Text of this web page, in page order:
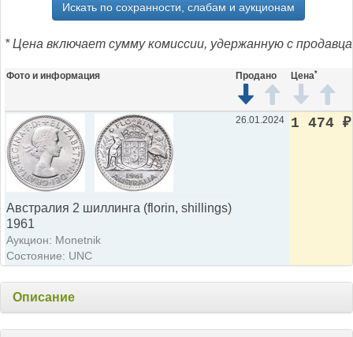
Искать по сохранности, слабам и аукционам
* Цена включает сумму комиссии, удержанную с продавца
Фото и информация Продано Цена*
Австралия 2 шиллинга (florin, shillings)
1961
Аукцион: Monetnik
Состояние: UNC
26.01.2024 1 474 ₽
Описание